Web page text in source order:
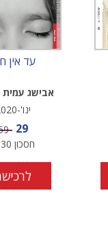
עד אין
אבישג
ינו'-2020
מחיר
29
חסכון 30